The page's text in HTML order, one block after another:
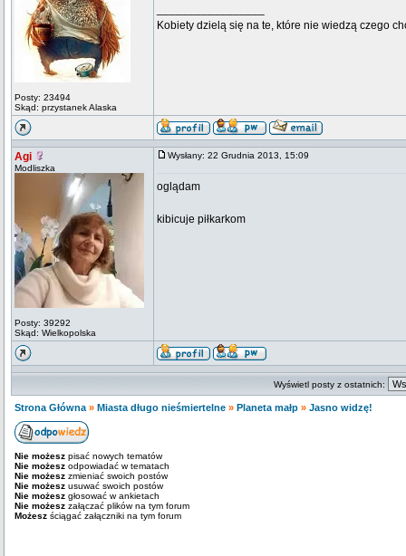
Posty: 23494
Skąd: przystanek Alaska
Kobiety dzielą się na te, które nie wiedzą czego
Agi
Modliszka
Posty: 39292
Skąd: Wielkopolska
Wysłany: 22 Grudnia 2013, 15:09
oglądam
kibicuje piłkarkom
Wyświetl posty z ostatnich:
Strona Główna » Miasta długo nieśmiertelne » Planeta małp » Jasno widzę!
Nie możesz pisać nowych tematów
Nie możesz odpowiadać w tematach
Nie możesz zmieniać swoich postów
Nie możesz usuwać swoich postów
Nie możesz głosować w ankietach
Nie możesz załączać plików na tym forum
Możesz ściągać załączniki na tym forum